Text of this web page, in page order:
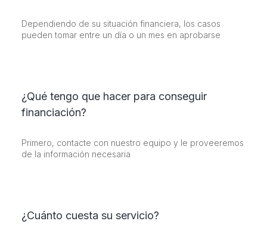
Dependiendo de su situación financiera, los casos
pueden tomar entre un día o un mes en aprobarse
¿Qué tengo que hacer para conseguir
financiación?
Primero, contacte con nuestro equipo y le proveeremos
de la información necesaria
¿Cuánto cuesta su servicio?